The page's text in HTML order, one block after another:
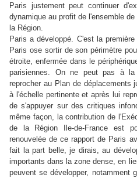
Paris justement peut continuer
dynamique au profit de l'ensemble
la
Paris a développé. C'est la
Paris ose sortir de son périmètre
étroite, enfermée dans le
parisiennes. On ne peut pas à
reprocher au Plan de déplacements
à l'échelle pertinente et après lui
de s'appuyer sur des critiques
même façon, la contribution de
de la Région Ile-de-France est
renouvelée de ce rapport de Paris
fait la part belle, je dirais, au
importants dans la zone dense, en
peuvent se développer, notamment